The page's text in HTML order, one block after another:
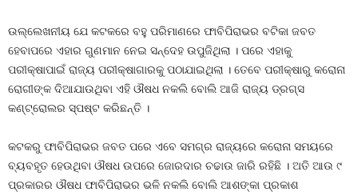
ଉଲ୍ଲେଖନୀୟ ଯେ କଟକରେ ବହୁ ପରିମାଣରେ ଫାବିପିରାଭର ବଟିକା ଜବତ
ହେବାପରେ ଏହାର ଗୁଣମାନ ନେଇ ସନ୍ଦେହ ଉପୁଜିଥିଲା । ପରେ ଏହାକୁ
ପରୀକ୍ଷାପାଇଁ ରାଜ୍ୟ ପରୀକ୍ଷାଗାରକୁ ପଠାଯାଇଥିଲା । ତେବେ ପରୀକ୍ଷାରୁ କରୋନା
ରୋଗୀଙ୍କ ଦିଆଯାଉଥିବା ଏହି ଔଷଧ ନକଲି ବୋଲି ଆଜି ରାଜ୍ୟ ଡ୍ରଗ୍ସ
କଣ୍ଟ୍ରୋଲର ସ୍ପଷ୍ଟ କରିଛନ୍ତି ।
କଟକରୁ ଫାବିପିରାଭର ଜବତ ପରେ ଏବେ ସମଗ୍ର ରାଜ୍ୟରେ କରୋନା ସମୟରେ
ବ୍ୟବହୃତ ହେଉଥିବା ଔଷଧ ଉପରେ ଜୋରଦାର ଚଢାଉ ଜାରି ରହିଛି । ଅତି ଆଉ ୯
ପ୍ରକାରର ଔଷଧ ଫାବିପିରାଭର ଭଳି ନକଲି ବୋଲି ଆଶଙ୍କା ପ୍ରକାଶ